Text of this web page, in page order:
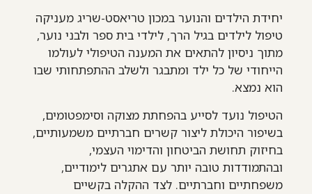
יחידת הילדים והנוער במכון טריאסט-שריג מעניקה
טיפול לילדים בגיל הרך, לילדי בית ספר ולבני נוער,
מתוך ניסיון להתאים את המענה הטיפולי לעולמו
הייחודי של כל ילד ומתבגר ולשלב ההתפתחותי שבו
הוא נמצא.
הטיפול נועד לסייע בהפחתת מצוקה וסימפטומים,
בשיפור היכולת ליצור קשרים חברתיים משמעותיים,
בחיזוק תחושת הביטחון והדימוי העצמי,
ובהתמודדות טובה יותר עם אתגרים לימודיים,
משפחתיים וחברתיים. לצד ההקלה בקשיים